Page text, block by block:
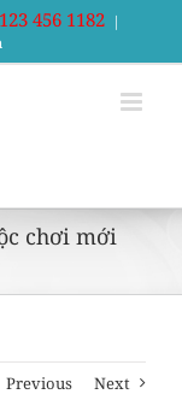
456 1182 |
chơi mới
Previous Next